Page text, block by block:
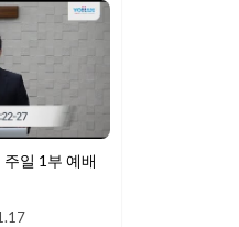
일 1부 예배